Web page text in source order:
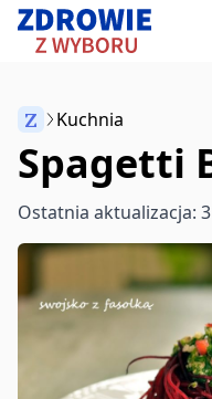
Przeskocz do treści
Zacznij pisać,
Z Kuchnia
Spagetti
Ostatnia aktualizacja: